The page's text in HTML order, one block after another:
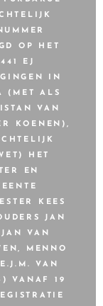
OP HET
EJ
IN
(MET ALS
VAN
KOENEN),
HET
EN
KEES
JAN
VAN
MENNO
VAN
VANAF 19